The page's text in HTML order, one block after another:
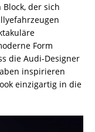
der sich
Form
die Audi-Designer
inspirieren
einzigartig in die